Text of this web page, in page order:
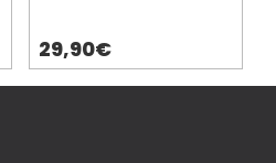
29,90€